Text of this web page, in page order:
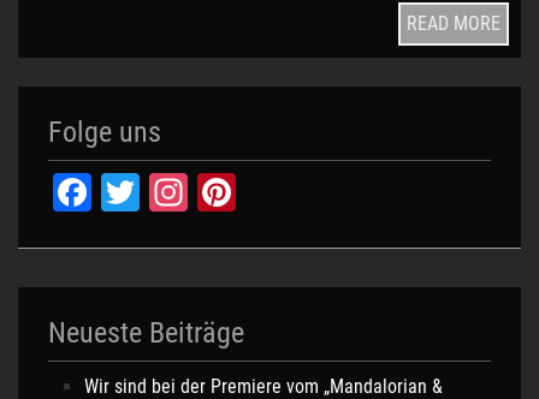
READ MORE
Folge uns
Facebook
TwitterInstagram
Pinterest
Neueste Beiträge
Wir sind bei der Premiere vom „Mandalorian &